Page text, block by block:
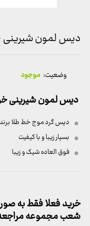
دیس لمون شیرینی
وضعیت: موجود
دیس لمون شیرینی
دیس گرد موج خط طلا
بسیار زیبا و با کیفیت
فوق العاده شیک و زیبا
خرید فعلا فقط به
شعب مجموعه